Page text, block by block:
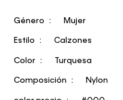
Género Mujer
Estilo Calzones
Color Turquesa
Composición Nylon